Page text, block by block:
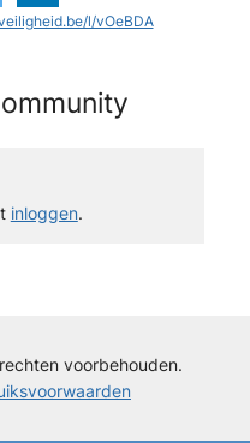
l/vOeBDA
inloggen.
voorbehouden.